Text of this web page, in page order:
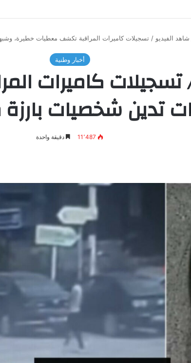
شاهد الفيديو / تسجيلات كاميرات المراقبة تكشف معطيات خطيرة،
أخبار وطنية
تسجيلات كاميرات
تدين شخصيات بارزة
11٬487 دقيقة واحدة